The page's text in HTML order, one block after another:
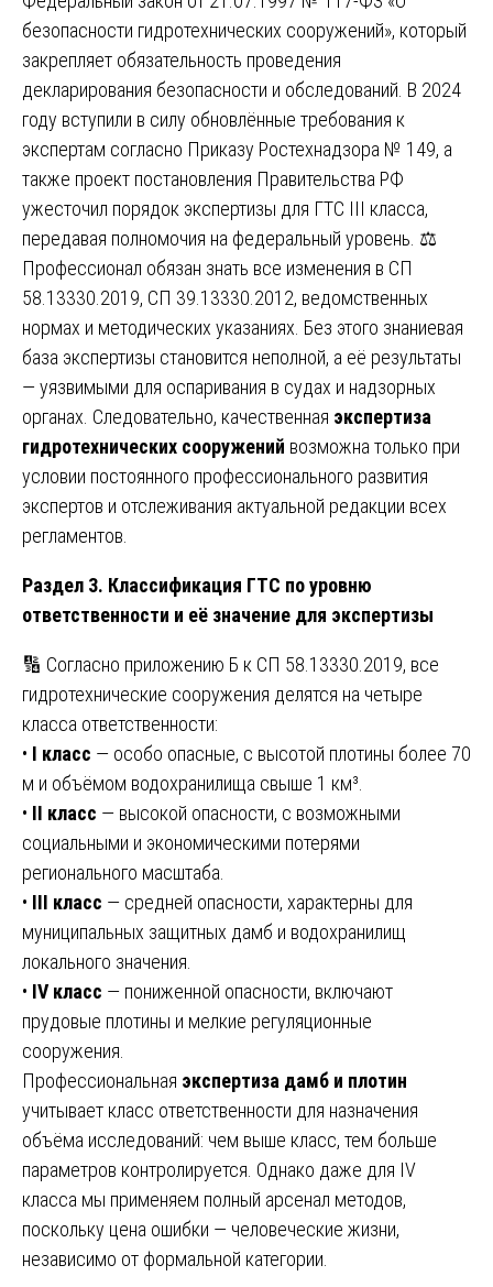
безопасности гидротехнических сооружений», который
закрепляет обязательность проведения
декларирования безопасности и обследований. В 2024
году вступили в силу обновлённые требования к
экспертам согласно Приказу Ростехнадзора № 149, а
также проект постановления Правительства РФ
ужесточил порядок экспертизы для ГТС III класса,
передавая полномочия на федеральный уровень. ⚖️
Профессионал обязан знать все изменения в СП
58.13330.2019, СП 39.13330.2012, ведомственных
нормах и методических указаниях. Без этого знаниевая
база экспертизы становится неполной, а её результаты
— уязвимыми для оспаривания в судах и надзорных
органах. Следовательно, качественная экспертиза
гидротехнических сооружений возможна только при
условии постоянного профессионального развития
экспертов и отслеживания актуальной редакции всех
регламентов.
Раздел 3. Классификация ГТС по уровню
ответственности и её значение для экспертизы
🔢 Согласно приложению Б к СП 58.13330.2019, все
гидротехнические сооружения делятся на четыре
класса ответственности:
• I класс — особо опасные, с высотой плотины более 70
м и объёмом водохранилища свыше 1 км³.
• II класс — высокой опасности, с возможными
социальными и экономическими потерями
регионального масштаба.
• III класс — средней опасности, характерны для
муниципальных защитных дамб и водохранилищ
локального значения.
• IV класс — пониженной опасности, включают
прудовые плотины и мелкие регуляционные
сооружения.
Профессиональная экспертиза дамб и плотин
учитывает класс ответственности для назначения
объёма исследований: чем выше класс, тем больше
параметров контролируется. Однако даже для IV
класса мы применяем полный арсенал методов,
поскольку цена ошибки — человеческие жизни,
независимо от формальной категории.